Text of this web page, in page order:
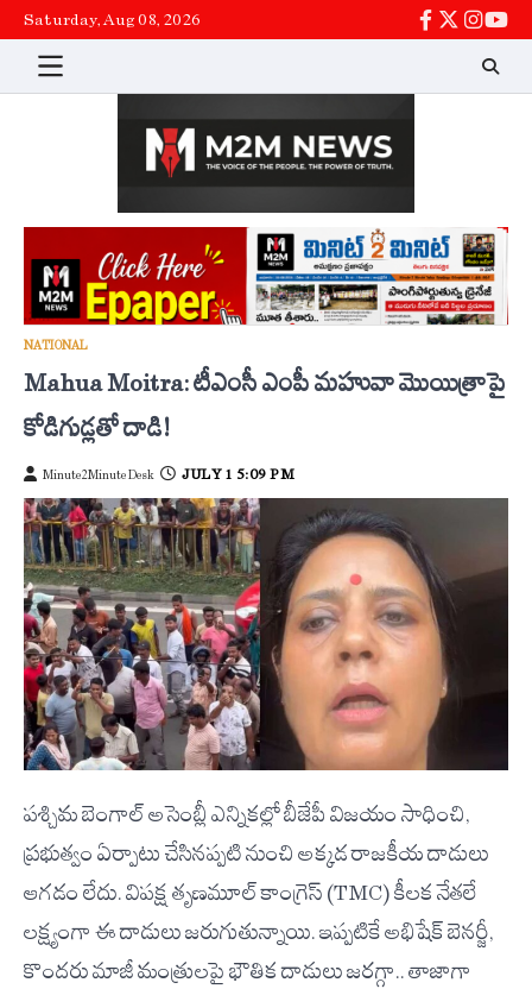
Skip
content
Saturday, Aug 08, 2026
facebook
twitter
NATIONAL
Mahua Moitra: టీఎంసీ ఎంపీ మహువా మొయిత్రాపై
కోడిగుడ్లతో దాడి!
Minute2Minute Desk JULY 1 5:09 PM
పశ్చిమ బెంగాల్ అసెంబ్లీ ఎన్నికల్లో బీజేపీ విజయం సాధించి,
ప్రభుత్వం ఏర్పాటు చేసినప్పటి నుంచి అక్కడ రాజకీయ దాడులు
ఆగడం లేదు. విపక్ష తృణమూల్ కాంగ్రెస్ (TMC) కీలక నేతలే
లక్ష్యంగా ఈ దాడులు జరుగుతున్నాయి. ఇప్పటికే అభిషేక్ బెనర్జీ,
కొందరు మాజీ మంత్రులపై భౌతిక దాడులు జరగ్గా.. తాజాగా